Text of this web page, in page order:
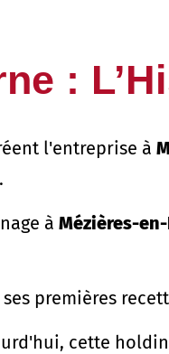
:
l'entreprise à
à Mézières-
premières
cette